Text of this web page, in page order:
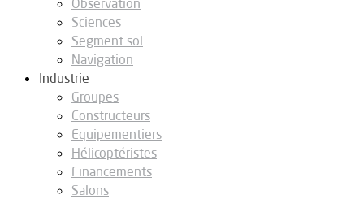
Observation
Sciences
Segment sol
Navigation
Industrie
Groupes
Constructeurs
Equipementiers
Hélicoptéristes
Financements
Salons